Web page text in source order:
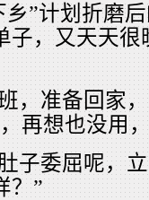
乡”计划折磨
子，又天天
，准备回家
再想也没用
子委屈呢，
？”